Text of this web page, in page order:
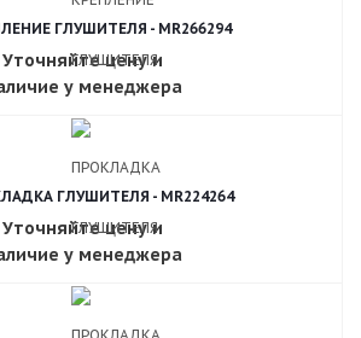
ГЛУШИТЕЛЯ - MR266294
Уточняйте цену и
у менеджера
ГЛУШИТЕЛЯ - MR224264
Уточняйте цену и
у менеджера